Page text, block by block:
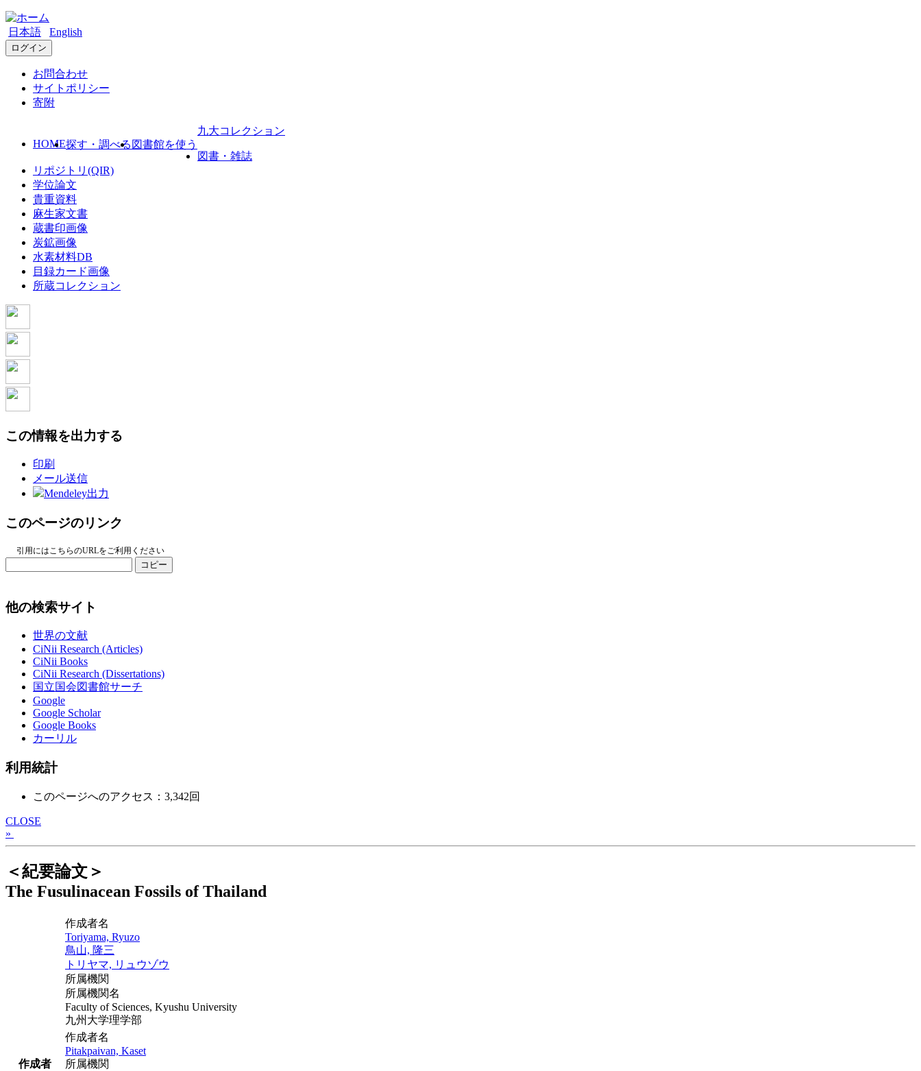
日本語 English
ログイン
お問合わせ
サイトポリシー
寄附
HOME探す・調べる 図書館を使う
九大コレクション
図書・雑誌
リポジトリ(QIR)
学位論文
貴重資料
麻生家文書
蔵書印画像
炭鉱画像
水素材料DB
目録カード画像
所蔵コレクション
この情報を出力する
印刷
メール送信
Mendeley出力
このページのリンク
引用にはこちらのURLをご利用ください
コピー
他の検索サイト
世界の文献
CiNii Research (Articles)
CiNii Books
CiNii Research (Dissertations)
国立国会図書館サーチ
Google
Google Scholar
Google Books
カーリル
利用統計
このページへのアクセス：3,342回
CLOSE
»
＜紀要論文＞
The Fusulinacean Fossils of Thailand
作成者
作成者名
Toriyama, Ryuzo
鳥山, 隆三
トリヤマ, リュウゾウ
所属機関
所属機関名
Faculty of Sciences, Kyushu University
九州大学理学部
作成者名
Pitakpaivan, Kaset
所属機関